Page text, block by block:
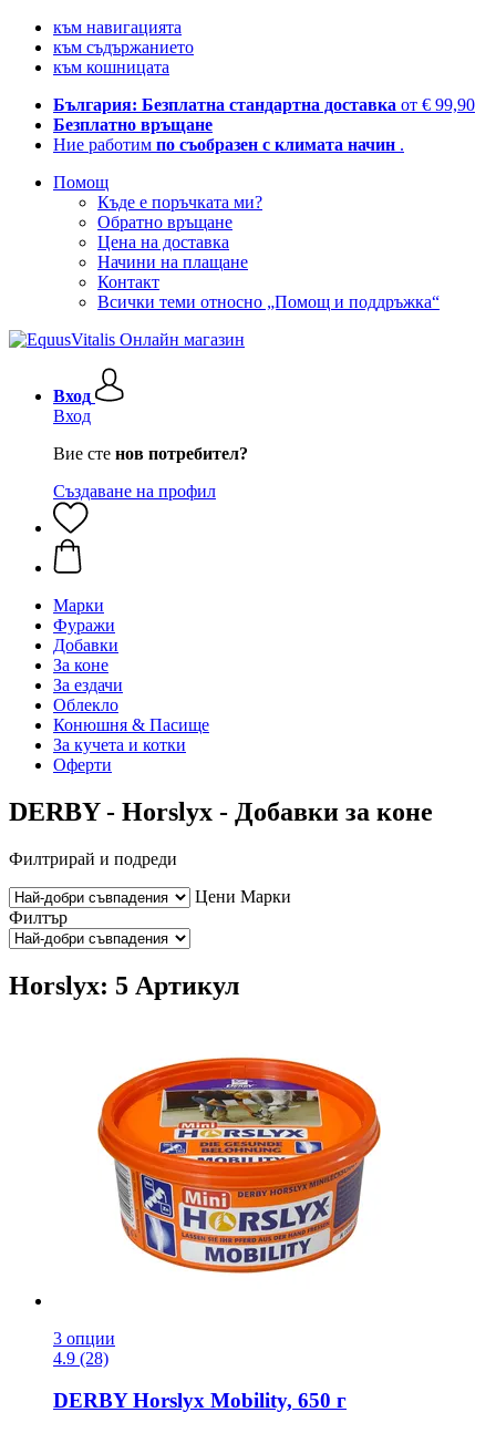
към навигацията
към съдържанието
към кошницата
България: Безплатна стандартна доставка от € 99,90
Безплатно връщане
Ние работим по съобразен с климата начин .
Помощ
Къде е поръчката ми?
Обратно връщане
Цена на доставка
Начини на плащане
Контакт
Всички теми относно „Помощ и поддръжка“
Вход
Вход
Вие сте нов потребител?
Създаване на профил
Марки
Фуражи
Добавки
За коне
За ездачи
Облекло
Конюшня & Пасище
За кучета и котки
Оферти
DERBY - Horslyx - Добавки за коне
Филтрирай и подреди
Цени Марки
Филтър
Horslyx: 5 Артикул
3 опции
4.9 (28)
DERBYHorslyx Mobility, 650 г